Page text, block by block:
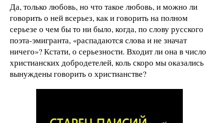
Да, только любовь, но что такое любовь, и можно ли
говорить о ней всерьез, как и говорить на полном
серьезе о чем бы то ни было, когда, по слову русского
поэта-эмигранта, «распадаются слова и не значат
ничего»? Кстати, о серьезности. Входит ли она в число
христианских добродетелей, коль скоро мы оказались
вынуждены говорить о христианстве?